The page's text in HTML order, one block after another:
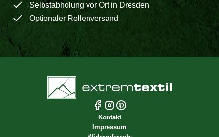
Selbstabholung vor Ort in Dresden
Optionaler Rollenversand
Kontakt
Impressum